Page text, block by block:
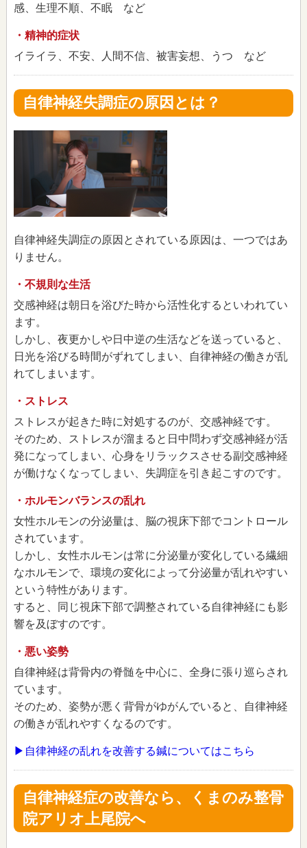
感、生理不順、不眠 など
・精神的症状
イライラ、不安、人間不信、被害妄想、うつ など
自律神経失調症の原因とは？
自律神経失調症の原因とされている原因は、一つではあ
りません。
・不規則な生活
交感神経は朝日を浴びた時から活性化するといわれてい
ます。
しかし、夜更かしや日中逆の生活などを送っていると、
日光を浴びる時間がずれてしまい、自律神経の働きが乱
れてしまいます。
・ストレス
ストレスが起きた時に対処するのが、交感神経です。
そのため、ストレスが溜まると日中問わず交感神経が活
発になってしまい、心身をリラックスさせる副交感神経
が働けなくなってしまい、失調症を引き起こすのです。
・ホルモンバランスの乱れ
女性ホルモンの分泌量は、脳の視床下部でコントロール
されています。
しかし、女性ホルモンは常に分泌量が変化している繊細
なホルモンで、環境の変化によって分泌量が乱れやすい
という特性があります。
すると、同じ視床下部で調整されている自律神経にも影
響を及ぼすのです。
・悪い姿勢
自律神経は背骨内の脊髄を中心に、全身に張り巡らされ
ています。
そのため、姿勢が悪く背骨がゆがんでいると、自律神経
の働きが乱れやすくなるのです。
▶自律神経の乱れを改善する鍼についてはこちら
自律神経症の改善なら、くまのみ整骨
院アリオ上尾院へ